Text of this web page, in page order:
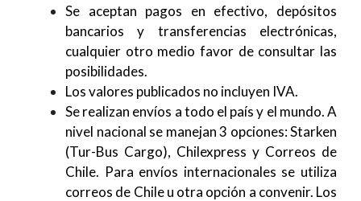
Se aceptan pagos en efectivo, depósitos
bancarios y transferencias electrónicas,
cualquier otro medio favor de consultar las
posibilidades.
Los valores publicados no incluyen IVA.
Se realizan envíos a todo el país y el mundo. A
nivel nacional se manejan 3 opciones: Starken
(Tur-Bus Cargo), Chilexpress y Correos de
Chile. Para envíos internacionales se utiliza
correos de Chile u otra opción a convenir. Los